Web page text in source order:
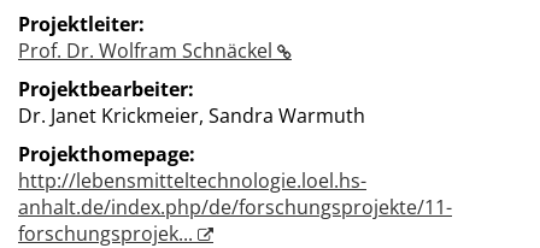
Projektleiter:
Prof. Dr. Wolfram Schnäckel
Projektbearbeiter:
Dr. Janet Krickmeier, Sandra Warmuth
Projekthomepage:
http://lebensmitteltechnologie.loel.hs-
anhalt.de/index.php/de/forschungsprojekte/11-
forschungsprojek...